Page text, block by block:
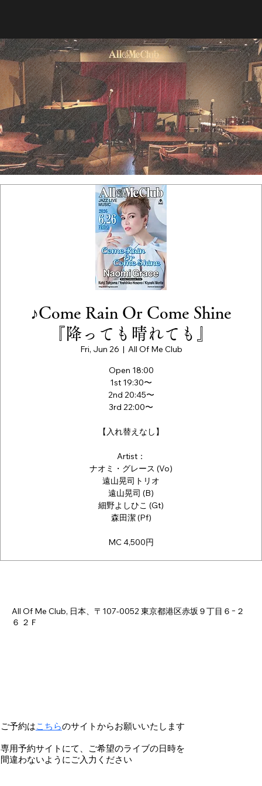
ご予約はこちらのサイトからお願いいたします
専用予約サイトにて、ご希望のライブの日時を
間違わないようにご入力ください
♪Come Rain Or Come Shine
『降っても晴れても』
Fri, Jun 26
  |
All Of Me Club
Open 18:00
1st 19:30〜
2nd 20:45〜
3rd 22:00〜
【入れ替えなし】
Artist：
ナオミ・グレース (Vo)
遠山晃司トリオ
遠山晃司 (B)
細野よしひこ (Gt)
森田潔 (Pf)
MC 4,500円
All Of Me Club, 日本、〒107-0052 東京都港区赤坂９丁目６−２
６ ２Ｆ